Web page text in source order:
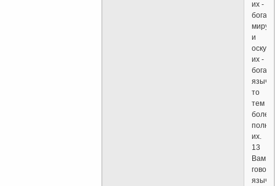
их -
миру,
и
их -
то
тем
более
их.
13
Вам